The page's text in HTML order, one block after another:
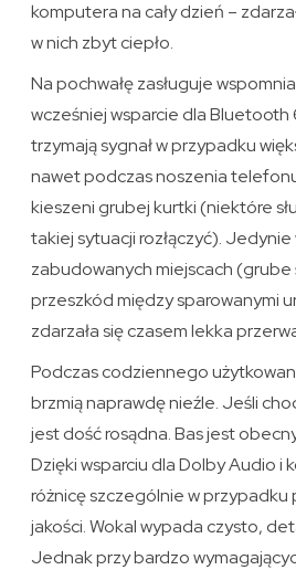
komputera na cały dzień –
w nich zbyt ciepło.
Na pochwałę zasługuje
wcześniej wsparcie dla Bluetooth
trzymają sygnał w przypadku
nawet podczas noszenia
kieszeni grubej kurtki (niektóre
takiej sytuacji rozłączyć).
zabudowanych miejscach (grube
przeszkód między sparowanymi
zdarzała się czasem lekka
Podczas codziennego
brzmią naprawdę nieźle. Jeśli
jest dość rosądna. Bas jest
Dzięki wsparciu dla Dolby Audio i
różnicę szczególnie w przypadku
jakości. Wokal wypada czysto,
Jednak przy bardzo